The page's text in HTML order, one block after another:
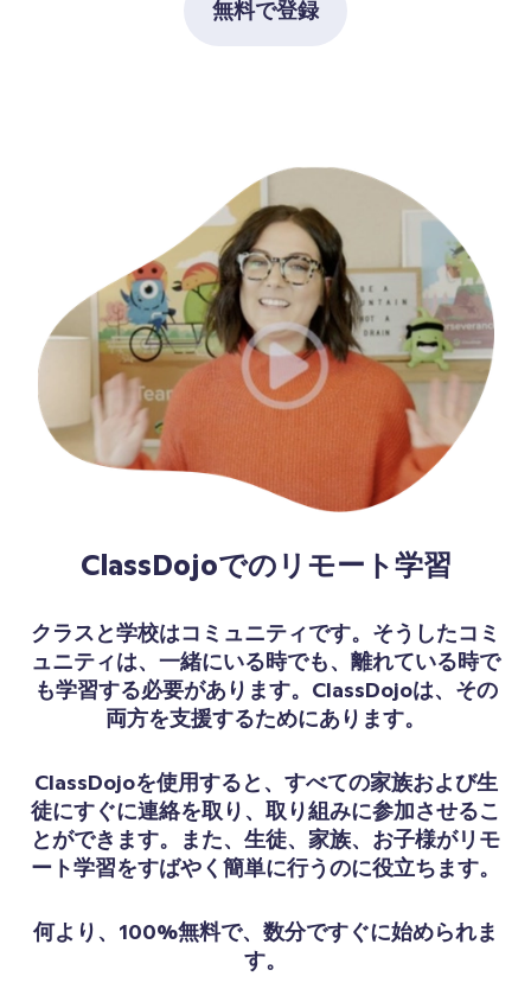
無料で登録
ClassDojoでのリモート学習
クラスと学校はコミュニティです。そうしたコミ
ュニティは、一緒にいる時でも、離れている時で
も学習する必要があります。ClassDojoは、その
両方を支援するためにあります。
ClassDojoを使用すると、すべての家族および生
徒にすぐに連絡を取り、取り組みに参加させるこ
とができます。また、生徒、家族、お子様がリモ
ート学習をすばやく簡単に行うのに役立ちます。
何より、100%無料で、数分ですぐに始められま
す。